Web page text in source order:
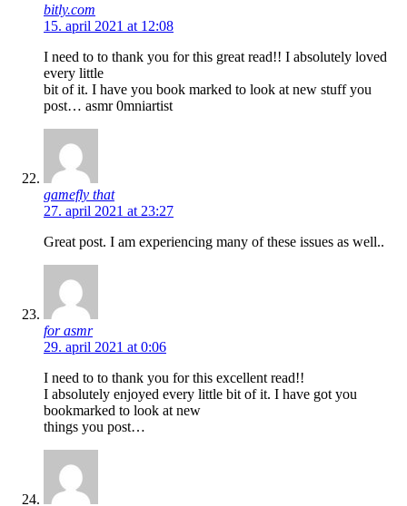
bitly.com
15. april 2021 at 12:08
I need to to thank you for this great read!! I absolutely loved
every little
bit of it. I have you book marked to look at new stuff you
post… asmr 0mniartist
gamefly that
27. april 2021 at 23:27
Great post. I am experiencing many of these issues as well..
for asmr
29. april 2021 at 0:06
I need to to thank you for this excellent read!!
I absolutely enjoyed every little bit of it. I have got you
bookmarked to look at new
things you post…